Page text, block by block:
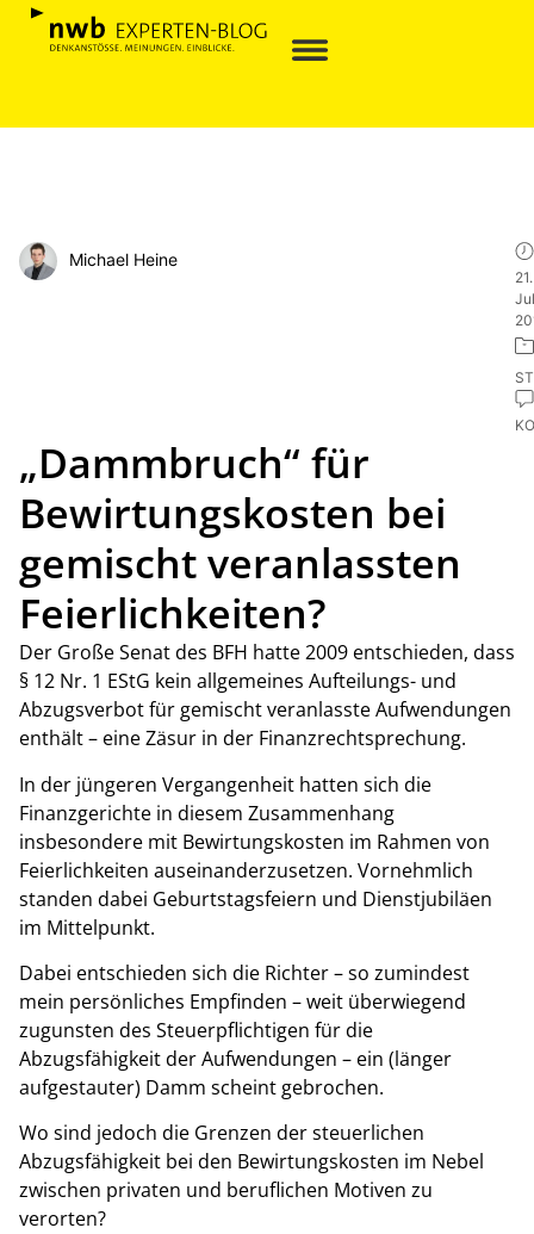
Michael Heine
21.
„Dammbruch“ für
Bewirtungskosten bei
gemischt veranlassten
Feierlichkeiten?
Der Große Senat des BFH hatte 2009 entschieden, dass
§ 12 Nr. 1 EStG kein allgemeines Aufteilungs- und
Abzugsverbot für gemischt veranlasste Aufwendungen
enthält – eine Zäsur in der Finanzrechtsprechung.
In der jüngeren Vergangenheit hatten sich die
Finanzgerichte in diesem Zusammenhang
insbesondere mit Bewirtungskosten im Rahmen von
Feierlichkeiten auseinanderzusetzen. Vornehmlich
standen dabei Geburtstagsfeiern und Dienstjubiläen
im Mittelpunkt.
Dabei entschieden sich die Richter – so zumindest
mein persönliches Empfinden – weit überwiegend
zugunsten des Steuerpflichtigen für die
Abzugsfähigkeit der Aufwendungen – ein (länger
aufgestauter) Damm scheint gebrochen.
Wo sind jedoch die Grenzen der steuerlichen
Abzugsfähigkeit bei den Bewirtungskosten im Nebel
zwischen privaten und beruflichen Motiven zu
verorten?